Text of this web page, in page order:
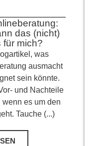
das (nicht)
für mich?
was
ausmacht
sein könnte.
und Nachteile
es um den
Tauche (...)